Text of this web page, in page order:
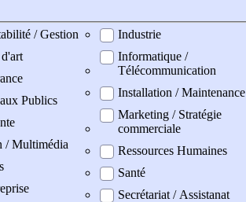
/ Gestion
Publics
/ Multimédia
Industrie
Informatique /
Télécommunication
Installation / Maintenance
Marketing / Stratégie
commerciale
Ressources Humaines
Santé
Secrétariat / Assistanat